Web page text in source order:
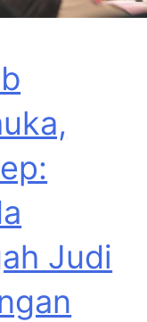
Judi